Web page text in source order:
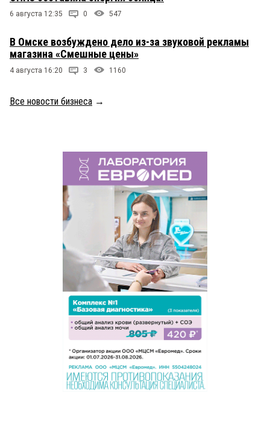
6 августа 12:35 0 547
В Омске возбуждено дело из-за звуковой рекламы
магазина «Смешные цены»
4 августа 16:20 3 1160
Все новости бизнеса →